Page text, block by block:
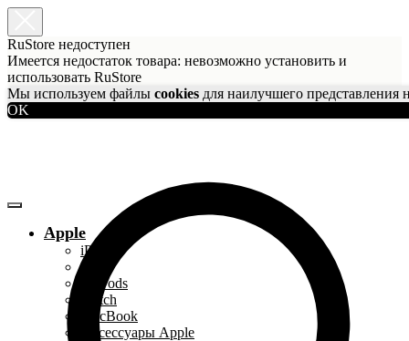
RuStore недоступен
Имеется недостаток товара: невозможно установить и
использовать RuStore
Мы используем файлы cookies для наилучшего представления
OK
Apple
iPhone
iPad
AirPods
Watch
MacBook
Аксессуары Apple